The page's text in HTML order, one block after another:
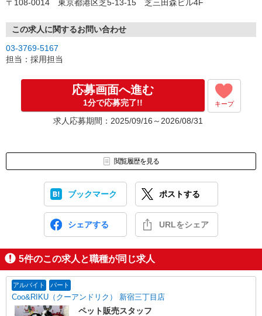
面接時には履歴書（写真貼付）をご持参ください。
＜採用プロセス＞
ご応募
↓
採用チームから連絡、面接調整（書類選考なし。条件合致した希望
るかどうかの判断をしていただくことと二次選考を含めた現地面接
↓
※応募から採用までは約2週間ほどになります。
〒108-0014 東京都港区芝5-13-15 芝三田森ビル4F
この求人に関するお問い合わせ
03-3769-5167
担当：採用担当
応募画面へ進む
1分で応募完了!! キープ
求人応募期間：2025/09/16～2026/08/31
閲覧履歴を見る
ブックマーク ポストする
シェアする URLをシェア
5件のこの求人と職種が同じ求人
アルバイト パート
Coo&RIKU（クーアンドリク） 新宿三丁目店
ペット販売スタッフ